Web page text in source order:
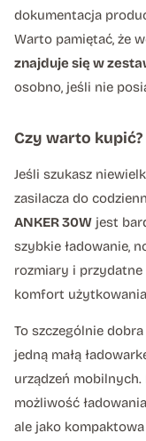
dokumentacja
Warto pamiętać, że
znajduje się w
osobno, jeśli nie
Czy warto kupić?
Jeśli szukasz
zasilacza do
ANKER 30W jest
szybkie ładowanie,
rozmiary i przydatne
komfort
To szczególnie
jedną małą
urządzeń
możliwość
ale jako kompaktowa